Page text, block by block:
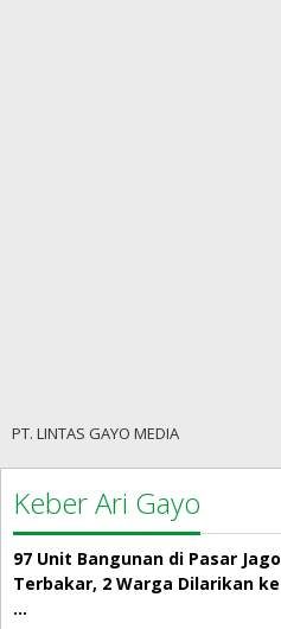
PT. LINTAS GAYO MEDIA
Keber Ari Gayo
97 Unit Bangunan di Pasar
Terbakar, 2 Warga Dilarikan ke
…